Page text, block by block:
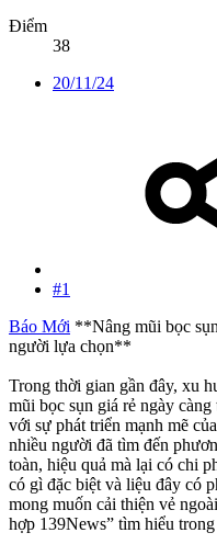
Điểm
38
20/11/24
#1
Báo Mới **Nâng mũi bọc
người lựa chọn**
Trong thời gian gần đây, xu
mũi bọc sụn giá rẻ ngày
với sự phát triển mạnh mẽ
nhiều người đã tìm đến
toàn, hiệu quả mà lại có chi
có gì đặc biệt và liệu đây có
mong muốn cải thiện vẻ
hợp 139News” tìm hiểu